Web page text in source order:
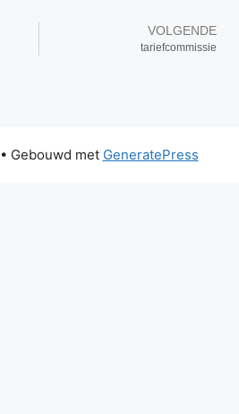
VOLGENDE
tariefcommissie
• Gebouwd met GeneratePress